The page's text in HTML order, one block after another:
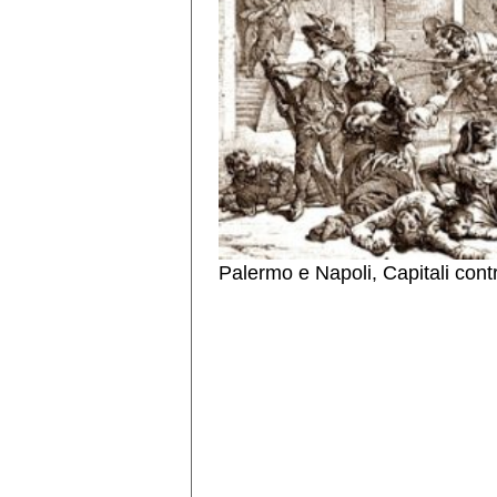
Palermo e Napoli, Capitali